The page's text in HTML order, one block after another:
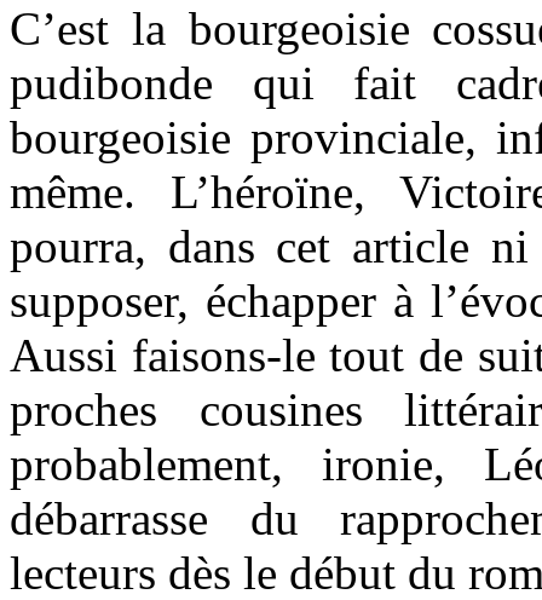
C’est la bourgeoisie
pudibonde qui fait
bourgeoisie provinciale,
même. L’héroïne,
pourra, dans cet article
supposer, échapper à
Aussi faisons-le tout de
proches cousines
probablement, ironie,
débarrasse du
lecteurs dès le début du